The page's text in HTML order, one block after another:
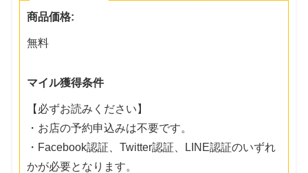
商品価格:
無料
マイル獲得条件
【必ずお読みください】
・お店の予約申込みは不要です。
・Facebook認証、Twitter認証、LINE認証のいずれ
かが必要となります。